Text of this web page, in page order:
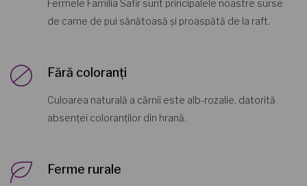
Fermele Familia Safir sunt principalele noastre surse
de carne de pui sănătoasă și proaspătă de la raft.
Fără coloranți
Culoarea naturală a cărnii este alb-rozalie, datorită
absenței coloranților din hrană.
Ferme rurale